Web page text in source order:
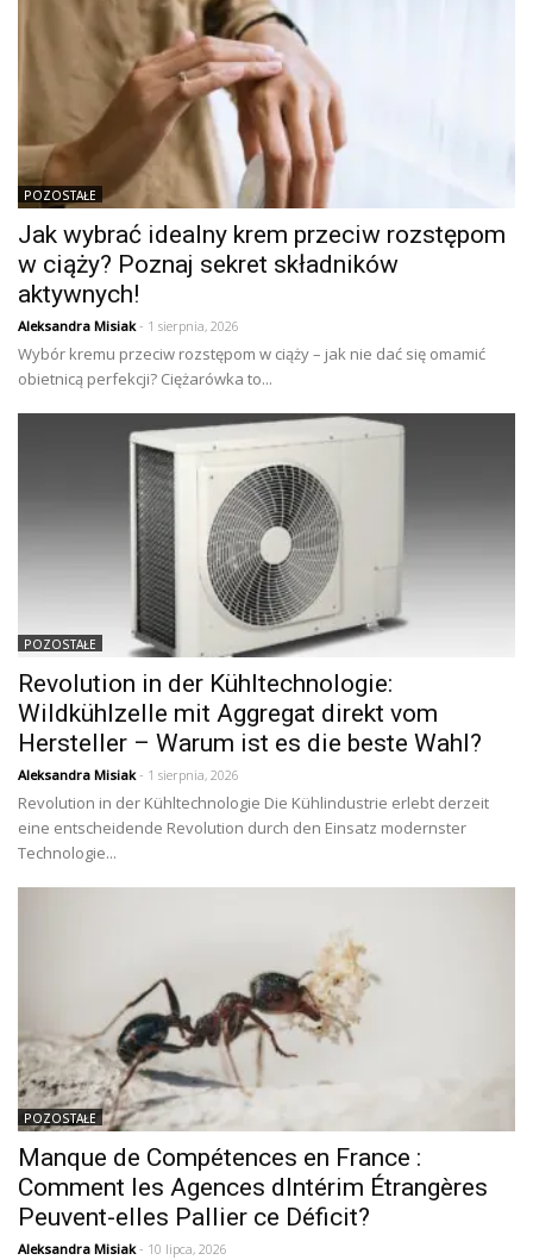
POZOSTAŁE
Jak wybrać idealny krem przeciw rozstępom
w ciąży? Poznaj sekret składników
aktywnych!
Aleksandra Misiak- 1 sierpnia, 2026
Wybór kremu przeciw rozstępom w ciąży – jak nie dać się omamić
obietnicą perfekcji? Ciężarówka to...
POZOSTAŁE
Revolution in der Kühltechnologie:
Wildkühlzelle mit Aggregat direkt vom
Hersteller – Warum ist es die beste Wahl?
Aleksandra Misiak- 1 sierpnia, 2026
Revolution in der Kühltechnologie Die Kühlindustrie erlebt derzeit
eine entscheidende Revolution durch den Einsatz modernster
Technologie...
POZOSTAŁE
Manque de Compétences en France :
Comment les Agences dIntérim Étrangères
Peuvent-elles Pallier ce Déficit?
Aleksandra Misiak- 10 lipca, 2026